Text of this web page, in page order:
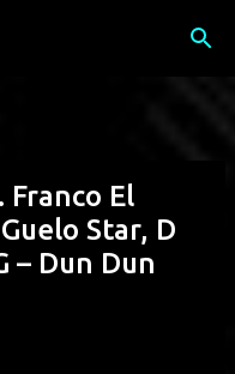
El
Star, D
– Dun Dun